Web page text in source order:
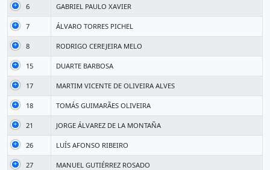
6 GABRIEL PAULO XAVIER
7 ÁLVARO TORRES PICHEL
8 RODRIGO CEREJEIRA MELO
15 DUARTE BARBOSA
17 MARTIM VICENTE DE OLIVEIRA ALVES
18 TOMÁS GUIMARÃES OLIVEIRA
21 JORGE ÁLVAREZ DE LA MONTAÑA
26 LUÍS AFONSO RIBEIRO
27 MANUEL GUTIÉRREZ ROSADO